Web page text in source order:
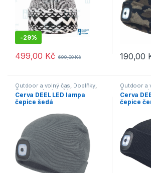
-29%
499,00 Kč 699,00Kč 190,00
Outdoor a volný čas, Doplňky,
Čepice, rukavice, šály
Cerva DEEL LED lampa
čepice šedá
Outdoor a
Čepice,
Cerva
čepice